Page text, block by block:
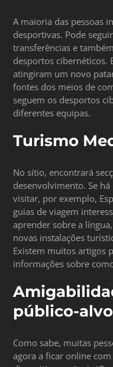
A maioria das pessoas
desportivas. Pode
transferências e
desportos cibernéticos.
atingiram um novo
fontes dos meios de
seguem os desportos
diferentes equipas.
Turismo
No sítio, encontrará
desenvolvimento. Se
visitar, por exemplo,
guias de viagem
aprender sobre a
novas instalações
Existem muitos artigos
informações sobre
público-alvo
Como sabe, muitas
agora a ficar online com